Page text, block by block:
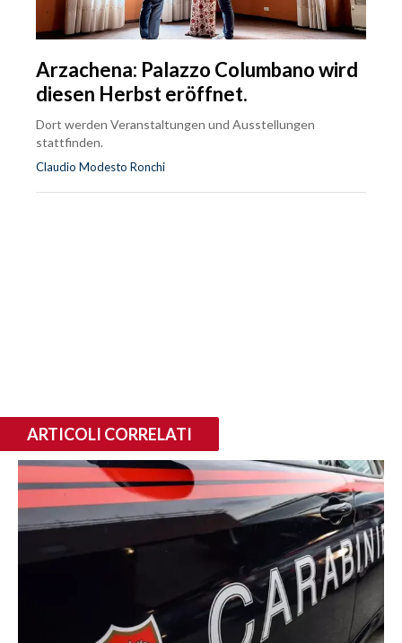
Arzachena: Palazzo Columbano wird
diesen Herbst eröffnet.
Dort werden Veranstaltungen und Ausstellungen
stattfinden.
Claudio Modesto Ronchi
ARTICOLI CORRELATI